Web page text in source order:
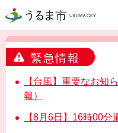
うるま市
緊急情報
【台風】重要なお知
報）
【8月6日】16時00分